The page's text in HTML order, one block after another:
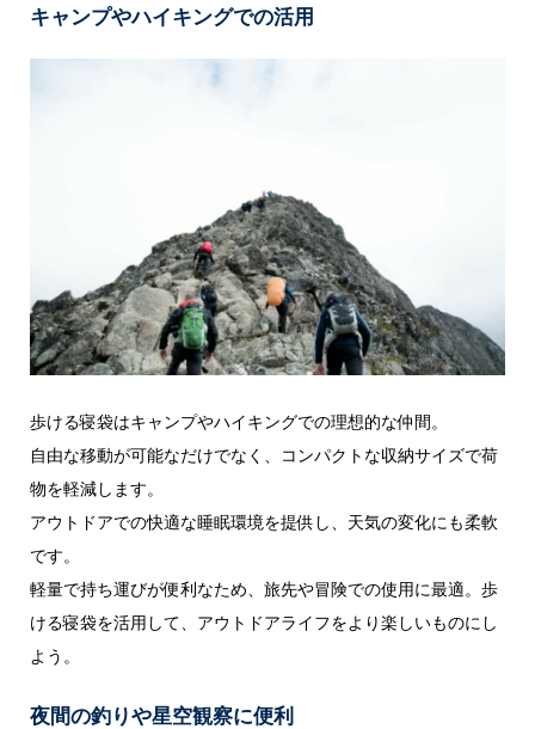
キャンプやハイキングでの活用
歩ける寝袋はキャンプやハイキングでの理想的な仲間。
自由な移動が可能なだけでなく、コンパクトな収納サイズで荷
物を軽減します。
アウトドアでの快適な睡眠環境を提供し、天気の変化にも柔軟
です。
軽量で持ち運びが便利なため、旅先や冒険での使用に最適。歩
ける寝袋を活用して、アウトドアライフをより楽しいものにし
よう。
夜間の釣りや星空観察に便利